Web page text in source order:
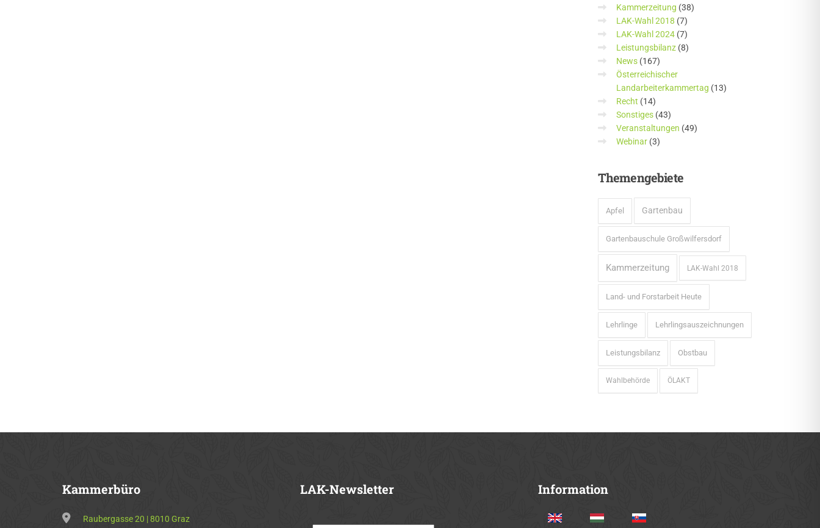
Kammerzeitung (38)
LAK-Wahl 2018 (7)
LAK-Wahl 2024(7)
Leistungsbilanz(8)
News(167)
Österreichischer
Landarbeiterkammertag (13)
Recht (14)
Sonstiges(43)
Veranstaltungen (49)
Webinar(3)
Themengebiete
Apfel Gartenbau
Gartenbauschule Großwilfersdorf
Kammerzeitung LAK-Wahl 2018
Land- und Forstarbeit Heute
Lehrlinge Lehrlingsauszeichnungen
Leistungsbilanz Obstbau
Wahlbehörde ÖLAKT
Kammerbüro
Raubergasse 20 | 8010 Graz
LAK-Newsletter Information